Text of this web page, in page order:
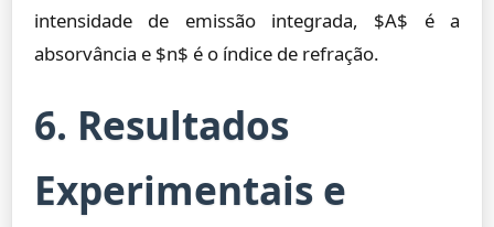
intensidade de emissão integrada, $A$ é a
absorvância e $n$ é o índice de refração.
6. Resultados
Experimentais e